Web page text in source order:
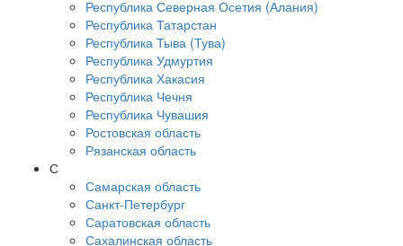
Республика Северная Осетия (Алания)
Республика Татарстан
Республика Тыва (Тува)
Республика Удмуртия
Республика Хакасия
Республика Чечня
Республика Чувашия
Ростовская область
Рязанская область
С
Самарская область
Санкт-Петербург
Саратовская область
Сахалинская область